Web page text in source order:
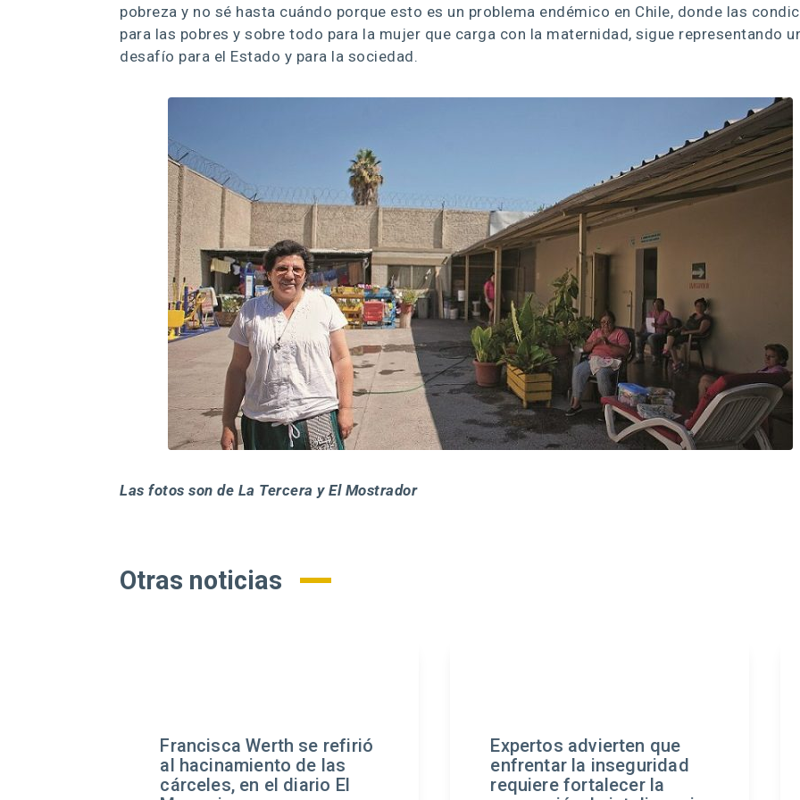
pobreza y no sé hasta cuándo porque esto es un problema endémico en Chile, donde las
para las pobres y sobre todo para la mujer que carga con la maternidad, sigue representando
desafío para el Estado y para la sociedad.
Las fotos son de La Tercera y El Mostrador
Otras noticias
Expertos advierten que
enfrentar la inseguridad
requiere fortalecer la
Carta al Director de
Francisca Werth en el
diario La Tercera